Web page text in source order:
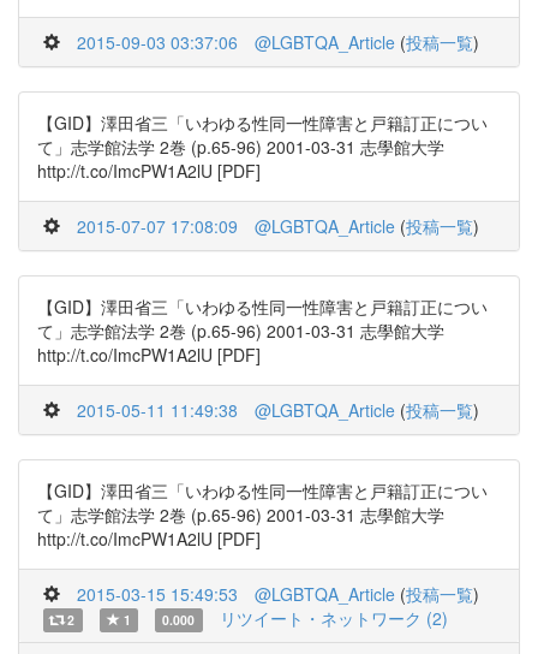
2015-09-03 03:37:06 @LGBTQA_Article (投稿一覧)
【GID】澤田省三「いわゆる性同一性障害と戸籍訂正につい
て」志学館法学 2巻 (p.65-96) 2001-03-31 志學館大学
http://t.co/ImcPW1A2lU [PDF]
2015-07-07 17:08:09 @LGBTQA_Article (投稿一覧)
【GID】澤田省三「いわゆる性同一性障害と戸籍訂正につい
て」志学館法学 2巻 (p.65-96) 2001-03-31 志學館大学
http://t.co/ImcPW1A2lU [PDF]
2015-05-11 11:49:38 @LGBTQA_Article (投稿一覧)
【GID】澤田省三「いわゆる性同一性障害と戸籍訂正につい
て」志学館法学 2巻 (p.65-96) 2001-03-31 志學館大学
http://t.co/ImcPW1A2lU [PDF]
2015-03-15 15:49:53 @LGBTQA_Article (投稿一覧)
2 1 0.000 リツイート・ネットワーク (2)